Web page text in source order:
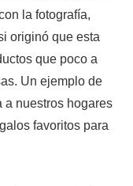
la fotografía,
originó que esta
que poco a
Un ejemplo de
a nuestros hogares
favoritos para